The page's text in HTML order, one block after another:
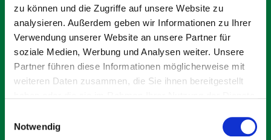
zu können und die Zugriffe auf unsere Website zu
analysieren. Außerdem geben wir Informationen zu Ihrer
Verwendung unserer Website an unsere Partner für
soziale Medien, Werbung und Analysen weiter. Unsere
Partner führen diese Informationen möglicherweise mit
weiteren Daten zusammen, die Sie ihnen bereitgestellt
Notwendig
6 attraktive und lichtdurchflutete Neubauwohnungen,
eingebettet in eine unverbaubare Hanglage mit Weitsicht
über Stuttgart, selbst im Gartengeschoss. Es entstehen
anspruchsvolle Wohnungen mit Gärten, sonnigen
Balkonen und Dachterrassen. Alle Zugänge
natürlich barrierefrei über einen Aufzug
Generation.